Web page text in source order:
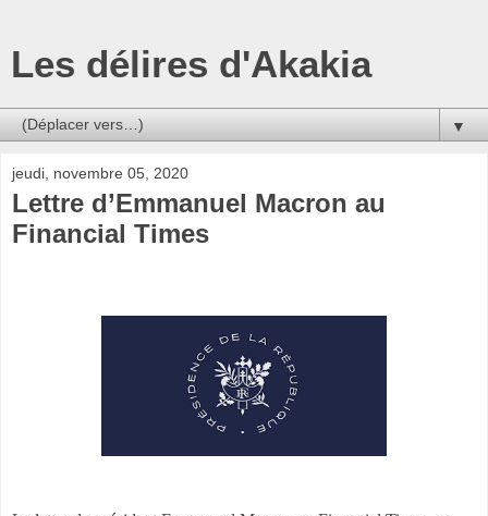
Les délires d'Akakia
▼
jeudi, novembre 05, 2020
Lettre d’Emmanuel Macron au
Financial Times